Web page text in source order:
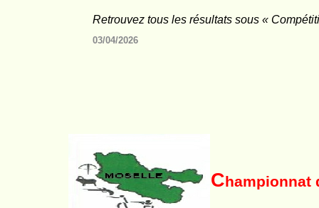
Championnat
Retrouvez tous les résultats sous «
03/04/2026